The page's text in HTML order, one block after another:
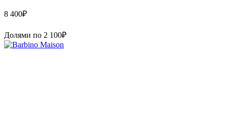
8 400₽
Долями по 2 100₽